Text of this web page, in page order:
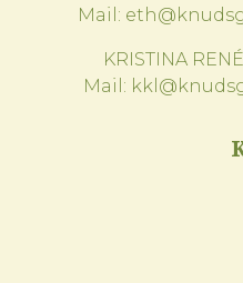
Mail:
KRISTINA
Mail: